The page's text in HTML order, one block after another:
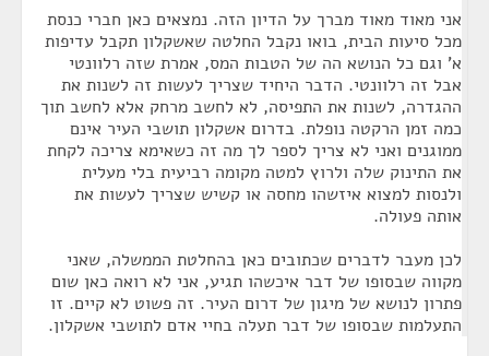
אני מאוד מאוד מברך על הדיון הזה. נמצאים כאן חברי כנסת
מכל סיעות הבית, בואו נקבל החלטה שאשקלון תקבל עדיפות
א' וגם כל הנושא הה של הטבות המס, אמרת שזה רלוונטי
אבל זה רלוונטי. הדבר היחיד שצריך לעשות זה לשנות את
ההגדרה, לשנות את התפיסה, לא לחשב מרחק אלא לחשב תוך
כמה זמן הרקטה נופלת. בדרום אשקלון תושבי העיר אינם
ממוגנים ואני לא צריך לספר לך מה זה כשאימא צריכה לקחת
את התינוק שלה ולרוץ למטה מקומה רביעית בלי מעלית
ולנסות למצוא איזשהו מחסה או קשיש שצריך לעשות את
אותה פעולה.
לכן מעבר לדברים שכתובים כאן בהחלטת הממשלה, שאני
מקווה שבסופו של דבר איכשהו תגיע, אני לא רואה כאן שום
פתרון לנושא של מיגון של דרום העיר. זה פשוט לא קיים. זו
התעלמות שבסופו של דבר תעלה בחיי אדם לתושבי אשקלון.